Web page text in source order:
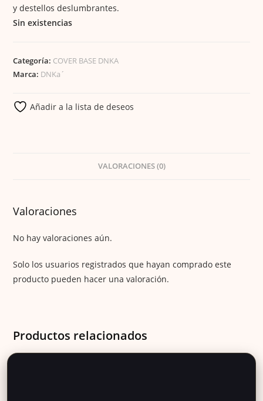
y destellos deslumbrantes.
Sin existencias
Categoría: COVER BASE DNKA
Marca: DNKa´
Añadir a la lista de deseos
VALORACIONES (0)
Valoraciones
No hay valoraciones aún.
Solo los usuarios registrados que hayan comprado este
producto pueden hacer una valoración.
Productos relacionados